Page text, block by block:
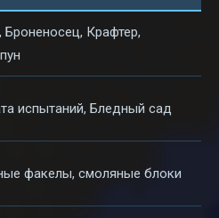
Броненосец, Крафтер,
испытаний, Бледный сад
факелы, смоляные блоки